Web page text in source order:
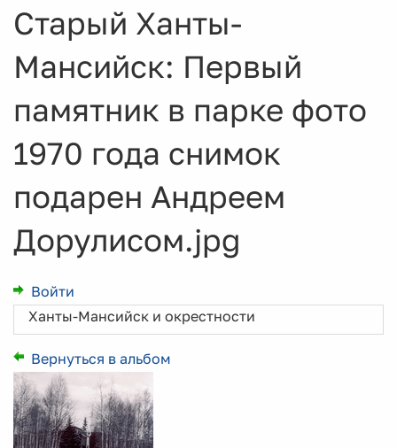
Старый Ханты-
Мансийск: Первый
памятник в парке фото
1970 года снимок
подарен Андреем
Дорулисом.jpg
Войти
Ханты-Мансийск и окрестности
Вернуться в альбом